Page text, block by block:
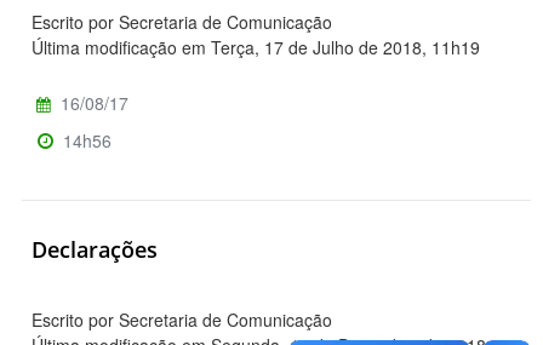
Escrito por Secretaria de Comunicação
Última modificação em Terça, 17 de Julho de 2018, 11h19
16/08/17
14h56
Declarações
Escrito por Secretaria de Comunicação